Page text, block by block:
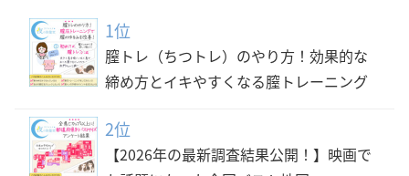
1位
膣トレ（ちつトレ）のやり方！効果的な
締め方とイキやすくなる膣トレーニング
2位
【2026年の最新調査結果公開！】映画で